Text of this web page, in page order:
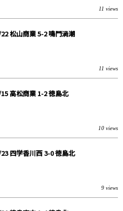
11 views
22 松山商業 5-2 鳴門渦潮
11 views
15 高松商業 1-2 徳島北
10 views
23 四学香川西 3-0 徳島北
9 views